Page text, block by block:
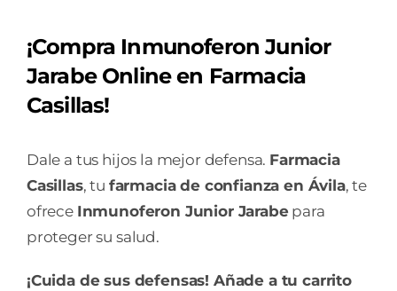
¡Compra Inmunoferon Junior
Jarabe Online en Farmacia
Casillas!
Dale a tus hijos la mejor defensa. Farmacia
Casillas, tu farmacia de confianza en Ávila, te
ofrece Inmunoferon Junior Jarabepara
proteger su salud.
¡Cuida de sus defensas! Añade a tu carrito